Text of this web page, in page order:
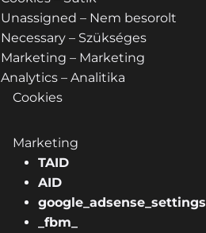
Unassigned – Nem besorolt
Necessary – Szükséges
Marketing – Marketing
Analytics – Analitika
Cookies
Marketing
TAID
AID
google_adsense_settings
_fbm_